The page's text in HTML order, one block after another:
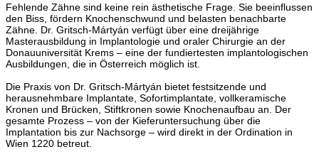
Fehlende Zähne sind keine rein ästhetische Frage. Sie beeinflussen
den Biss, fördern Knochenschwund und belasten benachbarte
Zähne. Dr. Gritsch-Mártyán verfügt über eine dreijährige
Masterausbildung in Implantologie und oraler Chirurgie an der
Donauuniversität Krems – eine der fundiertesten implantologischen
Ausbildungen, die in Österreich möglich ist.
Die Praxis von Dr. Gritsch-Mártyán bietet festsitzende und
herausnehmbare Implantate, Sofortimplantate, vollkeramische
Kronen und Brücken, Stiftkronen sowie Knochenaufbau an. Der
gesamte Prozess – von der Kieferuntersuchung über die
Implantation bis zur Nachsorge – wird direkt in der Ordination in
Wien 1220 betreut.